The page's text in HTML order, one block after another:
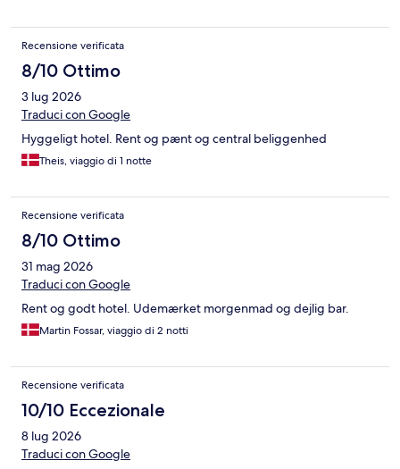
Recensione verificata
8/10 Ottimo
3 lug 2026
Traduci con Google
Hyggeligt hotel. Rent og pænt og central beliggenhed
Theis, viaggio di 1 notte
Recensione verificata
8/10 Ottimo
31 mag 2026
Traduci con Google
Rent og godt hotel. Udemærket morgenmad og dejlig bar.
Martin Fossar, viaggio di 2 notti
Recensione verificata
10/10 Eccezionale
8 lug 2026
Traduci con Google